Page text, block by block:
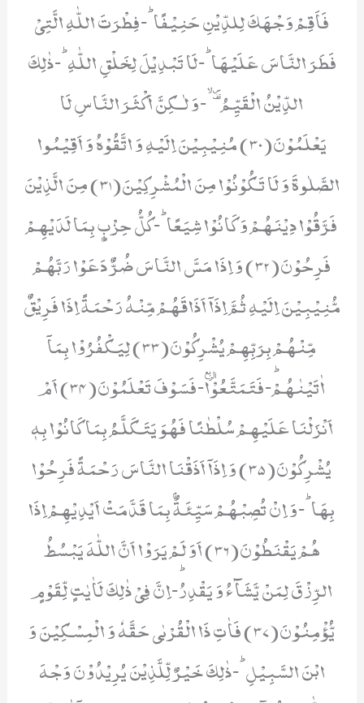
فَاَقِمْ وَجْهَكَ لِلدِّیْنِ حَنِیْفًاؕ-فِطْرَتَ اللّٰهِ الَّتِیْ
فَطَرَ النَّاسَ عَلَیْهَاؕ-لَا تَبْدِیْلَ لِخَلْقِ اللّٰهِؕ-ذٰلِكَ
الدِّیْنُ الْقَیِّمُۗۙ-وَ لٰـكِنَّ اَكْثَرَ النَّاسِ لَا
یَعْلَمُوْنَ(30) مُنِیْبِیْنَ اِلَیْهِ وَ اتَّقُوْهُ وَ اَقِیْمُوا
الصَّلٰوةَ وَ لَا تَكُوْنُوْا مِنَ الْمُشْرِكِیْنَ(31) مِنَ الَّذِیْنَ
فَرَّقُوْا دِیْنَهُمْ وَ كَانُوْا شِیَعًاؕ-كُلُّ حِزْبٍۭ بِمَا لَدَیْهِمْ
فَرِحُوْنَ(32) وَ اِذَا مَسَّ النَّاسَ ضُرٌّ دَعَوْا رَبَّهُمْ
مُّنِیْبِیْنَ اِلَیْهِ ثُمَّ اِذَاۤ اَذَاقَهُمْ مِّنْهُ رَحْمَةً اِذَا فَرِیْقٌ
مِّنْهُمْ بِرَبِّهِمْ یُشْرِكُوْنَ(33) لِیَكْفُرُوْا بِمَاۤ
اٰتَیْنٰهُمْؕ-فَتَمَتَّعُوْاٙ-فَسَوْفَ تَعْلَمُوْنَ(34) اَمْ
اَنْزَلْنَا عَلَیْهِمْ سُلْطٰنًا فَهُوَ یَتَكَلَّمُ بِمَا كَانُوْا بِهٖ
یُشْرِكُوْنَ(35) وَ اِذَاۤ اَذَقْنَا النَّاسَ رَحْمَةً فَرِحُوْا
بِهَاؕ-وَ اِنْ تُصِبْهُمْ سَیِّئَةٌۢ بِمَا قَدَّمَتْ اَیْدِیْهِمْ اِذَا
هُمْ یَقْنَطُوْنَ(36) اَوَ لَمْ یَرَوْا اَنَّ اللّٰهَ یَبْسُطُ
الرِّزْقَ لِمَنْ یَّشَآءُ وَ یَقْدِرُؕ-اِنَّ فِیْ ذٰلِكَ لَاٰیٰتٍ لِّقَوْمٍ
یُّؤْمِنُوْنَ(37) فَاٰتِ ذَا الْقُرْبٰى حَقَّهٗ وَ الْمِسْكِیْنَ وَ
ابْنَ السَّبِیْلِؕ-ذٰلِكَ خَیْرٌ لِّلَّذِیْنَ یُرِیْدُوْنَ وَجْهَ